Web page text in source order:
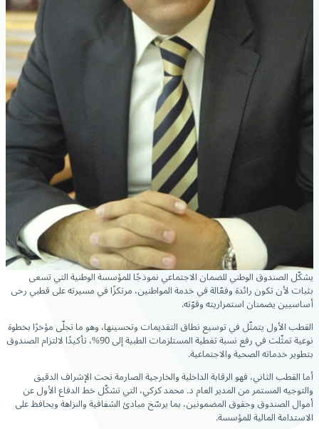
يشكّل الصندوق الوطني للضمان الاجتماعي نموذجًا للمؤسسة الوطنية التي تسعى
بثبات لأن تكون رائدة وفعّالة فيخدمة المواطنين، مرتكزًا في مسيرته على قطبي رحى
أساسيين يضمنان استمراريته وقوّته.
القطب الأول يتمثّل في توسيع نطاق التقديمات وتحسينها، وهو ما تجلّى مؤخرًا بخطوة
نوعية تمثّلت في رفع نسبة تغطية المستلزمات الطبية إلى 90%، تأكيدًا لالتزام الصندوق
بتطوير خدماته الصحية والاجتماعية.
أما القطب الثاني، فهو الرقابة الداخلية والخارجية الصارمة تحت الإشراف الدقيق
والتوجيه المستمر من المدير العام د. محمد كركي، التي تشكّل خط الدفاع الأول عن
أموال الصندوق وحقوق المضمونين، بما يرسّخ مبادئ الشفافية والنزاهة ويحافظ على
الاستدامة المالية للمؤسسة.